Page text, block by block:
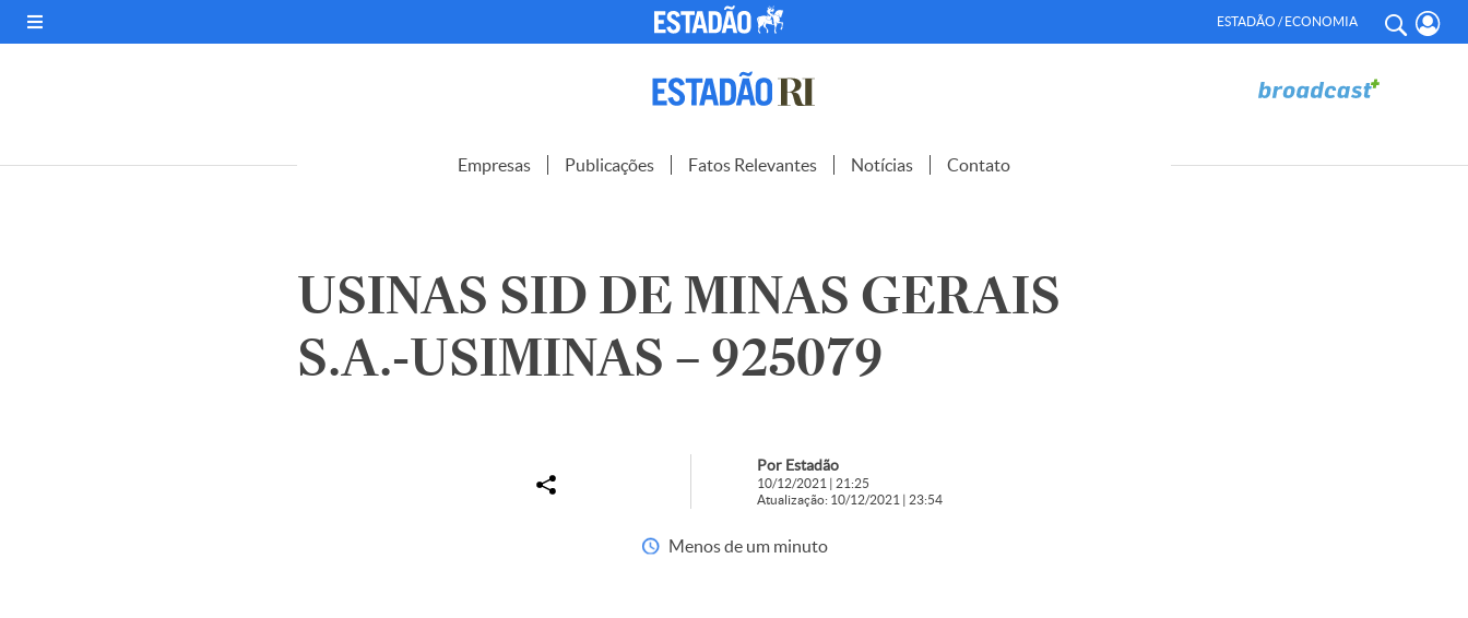
ESTADÃO / ECONOMIA
Empresas Publicações Fatos Relevantes Notícias Contato
USINAS SID DE MINAS GERAIS
S.A.-USIMINAS – 925079
Por Estadão
10/12/2021 | 21:25
Atualização: 10/12/2021 | 23:54
Menos de um minuto